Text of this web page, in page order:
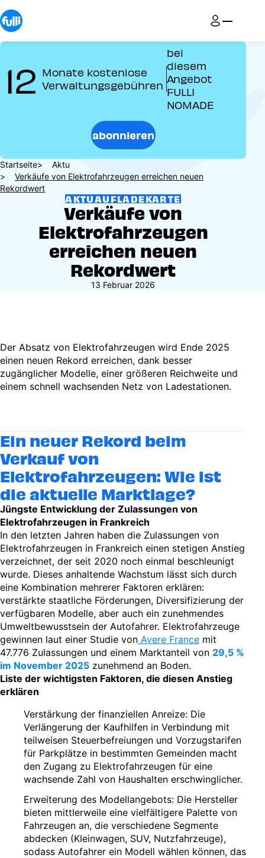
Direkt
zum
Inhalt
12 Monate kostenlose
Verwaltungsgebühren
bei
diesem
Angebot
FULLI
NOMADE
abonnieren
Pfadnavigation
Startseite
Aktu
Verkäufe von Elektrofahrzeugen erreichen neuen
Rekordwert
AKTUAUFLADEKARTE
Verkäufe von
Elektrofahrzeugen
erreichen neuen
Rekordwert
13 Februar 2026
Der Absatz von Elektrofahrzeugen wird Ende 2025
einen neuen Rekord erreichen, dank besser
zugänglicher Modelle, einer größeren Reichweite und
einem schnell wachsenden Netz von Ladestationen.
Ein neuer Rekord beim
Verkauf von
Elektrofahrzeugen: Wie ist
die aktuelle Marktlage?
Jüngste Entwicklung der Zulassungen von
Elektrofahrzeugen in Frankreich
In den letzten Jahren haben die Zulassungen von
Elektrofahrzeugen in Frankreich einen stetigen Anstieg
verzeichnet, der seit 2020 noch einmal beschleunigt
wurde. Dieses anhaltende Wachstum lässt sich durch
eine Kombination mehrerer Faktoren erklären:
verstärkte staatliche Förderungen, Diversifizierung der
verfügbaren Modelle, aber auch ein zunehmendes
Umweltbewusstsein der Autofahrer. Elektrofahrzeuge
gewinnen laut einer Studie von Avere France mit
47.776 Zulassungen und einem Marktanteil von 29,5 %
im November 2025 zunehmend an Boden.
Liste der wichtigsten Faktoren, die diesen Anstieg
erklären
Verstärkung der finanziellen Anreize: Die
Verlängerung der Kaufhilfen in Verbindung mit
teilweisen Steuerbefreiungen und Vorzugstarifen
für Parkplätze in bestimmten Gemeinden macht
den Zugang zu Elektrofahrzeugen für eine
wachsende Zahl von Haushalten erschwinglicher.
Erweiterung des Modellangebots: Die Hersteller
bieten mittlerweile eine vielfältigere Palette von
Fahrzeugen an, die verschiedene Segmente
abdecken (Kleinwagen, SUV, Nutzfahrzeuge),
sodass Autofahrer ein Modell wählen können, das